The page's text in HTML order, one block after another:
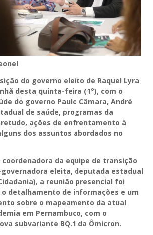
do governo eleito de Raquel Lyra
desta quinta-feira (1°), com o
do governo Paulo Câmara, André
de saúde, programas da
ações de enfrentamento à
dos assuntos abordados no
coordenadora da equipe de transição
governadora eleita, deputada estadual
a reunião presencial foi
detalhamento de informações e um
sobre o mapeamento da atual
em Pernambuco, com o
subvariante BQ.1 da Ômicron.